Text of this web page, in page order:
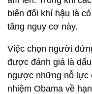
biến đổi khí hậu là
tăng nguy cơ này.
Việc chọn người
được đánh giá là
ngược những nỗ lực
nhiệm Obama về